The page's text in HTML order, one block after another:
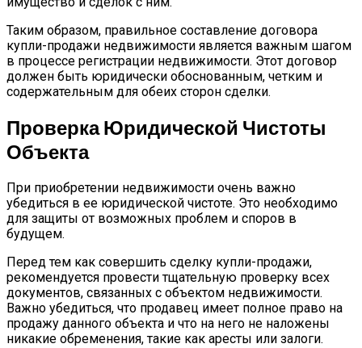
Таким образом, правильное составление договора
купли-продажи недвижимости является важным шагом
в процессе регистрации недвижимости. Этот договор
должен быть юридически обоснованным, четким и
содержательным для обеих сторон сделки.
Проверка Юридической Чистоты
Объекта
При приобретении недвижимости очень важно
убедиться в ее юридической чистоте. Это необходимо
для защиты от возможных проблем и споров в
будущем.
Перед тем как совершить сделку купли-продажи,
рекомендуется провести тщательную проверку всех
документов, связанных с объектом недвижимости.
Важно убедиться, что продавец имеет полное право на
продажу данного объекта и что на него не наложены
никакие обременения, такие как аресты или залоги.